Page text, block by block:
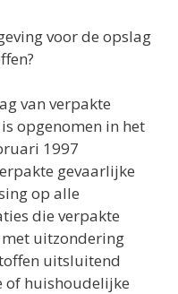
voor de opslag
van verpakte
opgenomen in het
1997
gevaarlijke
op alle
die verpakte
uitzondering
uitsluitend
of huishoudelijke